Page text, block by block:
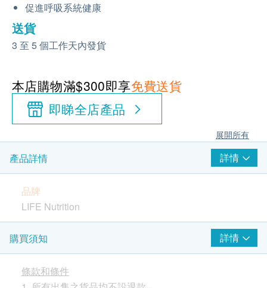
促進呼吸系統健康
送貨
3 至 5 個工作天內發貨
本店購物滿$300即享免費送貨
即睇全店產品
展開所有
產品詳情 詳情
品牌
LIFE Nutrition
原產地
美國
包裝
購買須知 詳情
條款和條件